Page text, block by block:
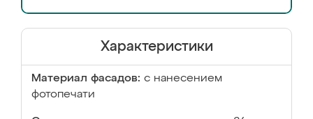
Характеристики
Материал фасадов: с нанесением
фотопечати